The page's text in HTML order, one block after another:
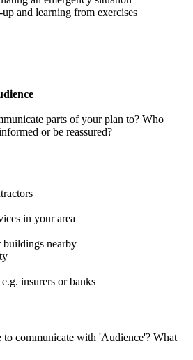
and learning from exercises
parts of your plan to? Who
or be reassured?
in your area
buildings nearby
insurers or banks
communicate with 'Audience'? What